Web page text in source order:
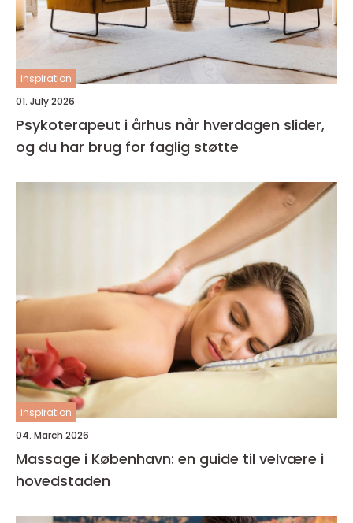
inspiration
01. July 2026
Psykoterapeut i århus når hverdagen slider,
og du har brug for faglig støtte
inspiration
04. March 2026
Massage i København: en guide til velvære i
hovedstaden